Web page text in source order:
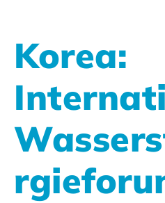
Korea: